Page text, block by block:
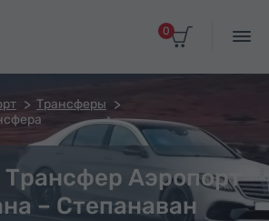
0
Трансферы
Аэропорт
– Степанаван